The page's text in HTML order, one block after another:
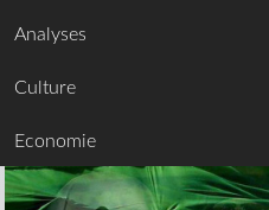
Analyses
Culture
Economie